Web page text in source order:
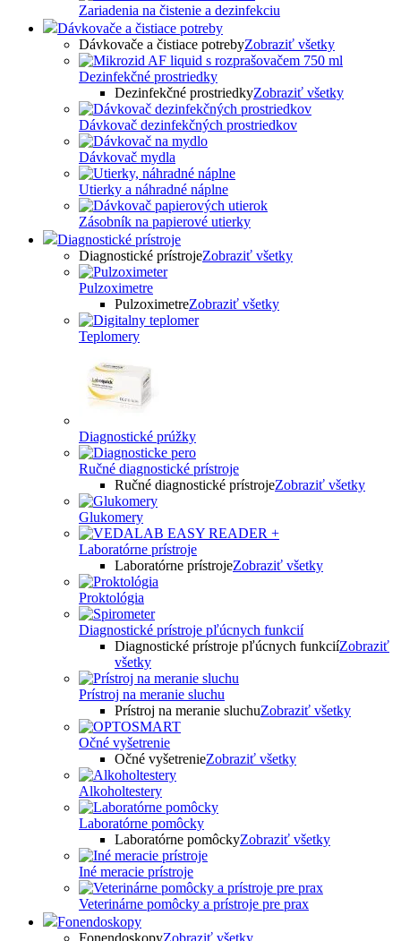
Zariadenia na čistenie a dezinfekciu
Dávkovače a čistiace potreby
Dávkovače a čistiace potrebyZobraziť všetky
Dezinfekčné prostriedky
Dezinfekčné prostriedkyZobraziť všetky
Dávkovač dezinfekčných prostriedkov
Dávkovač mydla
Utierky a náhradné náplne
Zásobník na papierové utierky
Diagnostické prístroje
Diagnostické prístrojeZobraziť všetky
Pulzoximetre
PulzoximetreZobraziť všetky
Teplomery
Diagnostické prúžky
Ručné diagnostické prístroje
Ručné diagnostické prístrojeZobraziť všetky
Glukomery
Laboratórne prístroje
Laboratórne prístrojeZobraziť všetky
Proktológia
Diagnostické prístroje pľúcnych funkcií
Diagnostické prístroje pľúcnych funkciíZobraziť
všetky
Prístroj na meranie sluchu
Prístroj na meranie sluchuZobraziť všetky
Očné vyšetrenie
Očné vyšetrenieZobraziť všetky
Alkoholtestery
Laboratórne pomôcky
Laboratórne pomôckyZobraziť všetky
Iné meracie prístroje
Veterinárne pomôcky a prístroje pre prax
Fonendoskopy
FonendoskopyZobraziť všetky